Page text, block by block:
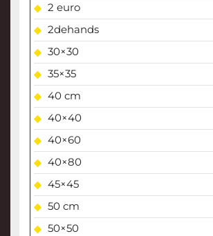
2 euro
2dehands
30×30
35×35
40 cm
40×40
40×60
40×80
45×45
50 cm
50×50